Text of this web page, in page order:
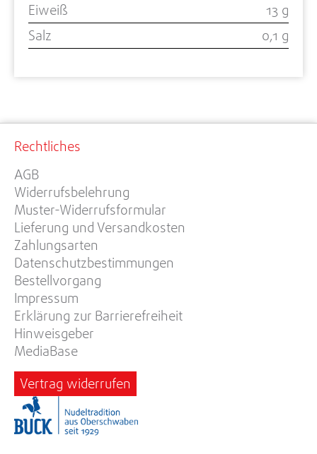
Eiweiß
13 g
Salz
0,1 g
Rechtliches
AGB
Widerrufsbelehrung
Muster-Widerrufsformular
Lieferung und Versandkosten
Zahlungsarten
Datenschutzbestimmungen
Bestellvorgang
Impressum
Erklärung zur Barrierefreiheit
Hinweisgeber
MediaBase
Vertrag widerrufen